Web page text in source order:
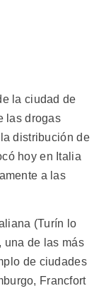
la ciudad de
las drogas
distribución de
hoy en Italia
a las
(Turín lo
una de las más
de ciudades
Francfort